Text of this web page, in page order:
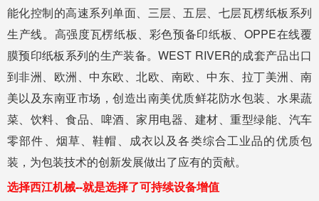
能化控制的高速系列单面、三层、五层、七层瓦楞纸板系列
生产线。高强度瓦楞纸板、彩色预备印纸板、OPPE在线覆
膜预印纸板系列的生产装备。WEST RIVER的成套产品出口
到非洲、欧洲、中东欧、北欧、南欧、中东、拉丁美洲、南
美以及东南亚市场，创造出南美优质鲜花防水包装、水果蔬
菜、饮料、食品、啤酒、家用电器、建材、重型绿能、汽车
零部件、烟草、鞋帽、成衣以及各类综合工业品的优质包
装，为包装技术的创新发展做出了应有的贡献。
选择西江机械--就是选择了可持续设备增值